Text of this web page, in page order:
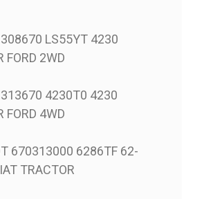
LS55YT 4230
FORD 2WD
4230T0 4230
FORD 4WD
670313000 6286TF 62-
TRACTOR